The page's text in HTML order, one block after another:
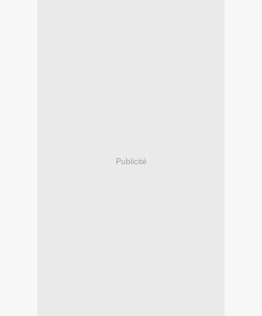
Publicité